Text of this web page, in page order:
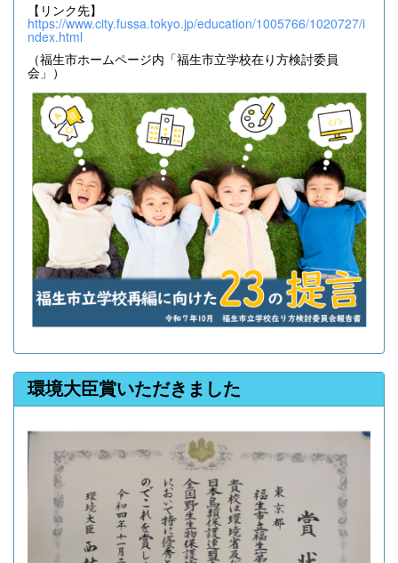
【リンク先】
https://www.city.fussa.tokyo.jp/education/1005766/1020727/i
ndex.html
（福生市ホームページ内「福生市立学校在り方検討委員
会」）
環境大臣賞いただきました